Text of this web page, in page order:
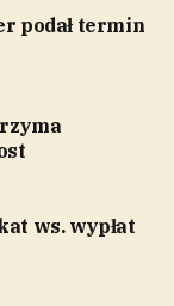
podał termin
ws. wypłat